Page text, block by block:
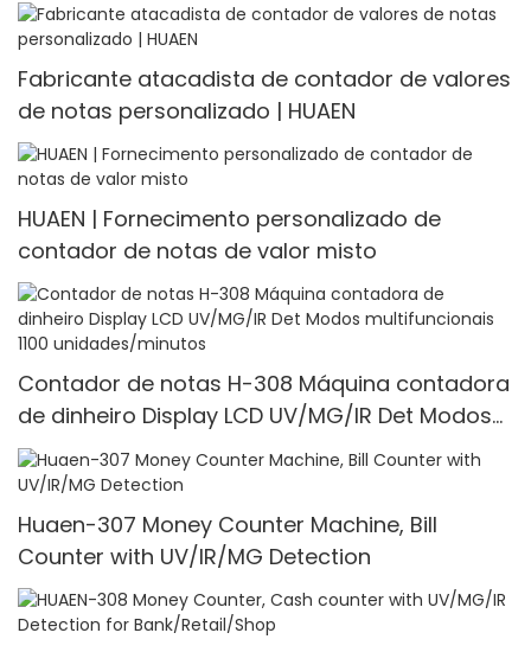
Fabricante atacadista de contador de valores
de notas personalizado | HUAEN
HUAEN | Fornecimento personalizado de
contador de notas de valor misto
Contador de notas H-308 Máquina contadora
de dinheiro Display LCD UV/MG/IR Det Modos
multifuncionais 1100 unidades/minutos
Huaen-307 Money Counter Machine, Bill
Counter with UV/IR/MG Detection